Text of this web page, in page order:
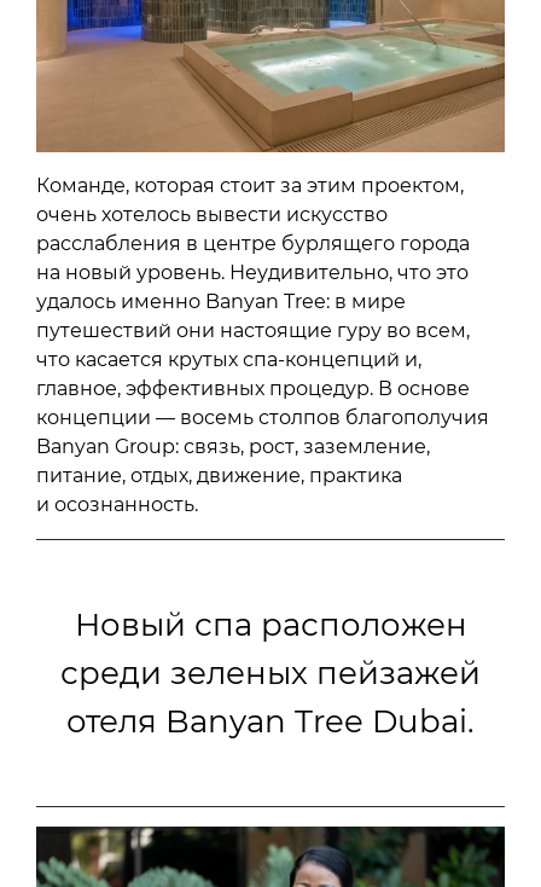
Команде, которая стоит за этим проектом,
очень хотелось вывести искусство
расслабления в центре бурлящего города
на новый уровень. Неудивительно, что это
удалось именно Banyan Tree: в мире
путешествий они настоящие гуру во всем,
что касается крутых спа-концепций и,
главное, эффективных процедур. В основе
концепции — восемь столпов благополучия
Banyan Group: связь, рост, заземление,
питание, отдых, движение, практика
и осознанность.
Новый спа расположен
среди зеленых пейзажей
отеля Banyan Tree Dubai.